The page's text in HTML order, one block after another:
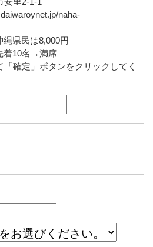
naha-
県民は8,000円
着10名→満席
確定」ボタンをクリックしてく